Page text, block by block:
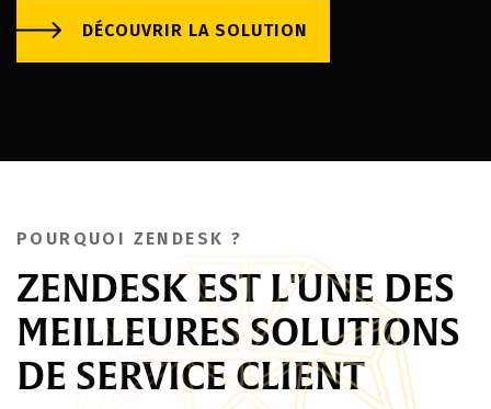
DÉCOUVRIR LA SOLUTION
POURQUOI ZENDESK ?
ZENDESK EST L'UNE DES
MEILLEURES SOLUTIONS
DE SERVICE CLIENT